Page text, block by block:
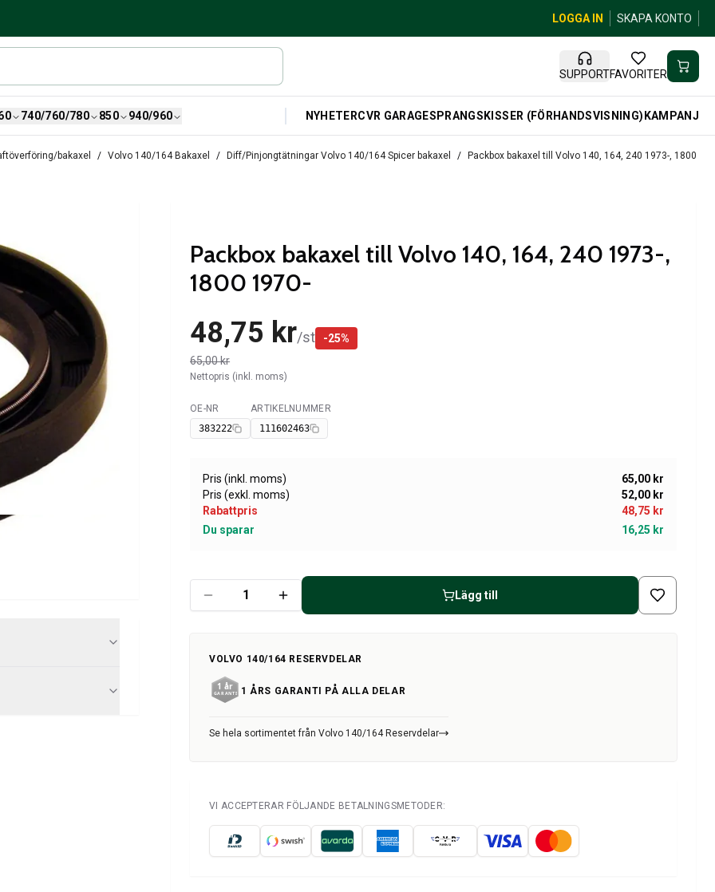
LOGGA IN SKAPA KONTO
SUPPORTFAVORITER
740/760/780 850 940/960 NYHETERCVR GARAGESPRANGSKISSER (FÖRHANDSVISNING)KAMPANJ
bakaxel Volvo 140/164 Bakaxel Diff/Pinjongtätningar Volvo 140/164 Spicer bakaxel Packbox bakaxel till Volvo 140, 164, 240 1973-, 1800
Packbox bakaxel till Volvo 140, 164, 240 1973-,
1800 1970-
48,75 kr/st -25%
65,00 kr
Nettopris (inkl. moms)
Tillgänglig
OE-NR
383222
ARTIKELNUMMER
111602463
Pris (inkl. moms)
65,00 kr
Pris (exkl. moms)
52,00 kr
Rabattpris
48,75 kr
Du sparar
16,25 kr
Lägg till
VOLVO 140/164 RESERVDELAR
1 ÅRS GARANTI PÅ ALLA DELAR
Se hela sortimentet från Volvo 140/164 Reservdelar
VI ACCEPTERAR FÖLJANDE BETALNINGSMETODER: